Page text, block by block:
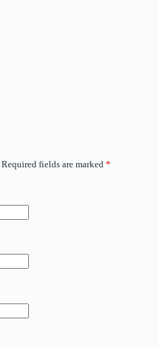
Required fields are marked *